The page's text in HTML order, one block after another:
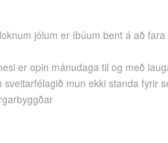
jólum er íbúum bent á að
er opin mánudaga til og með
mun ekki standa fyrir